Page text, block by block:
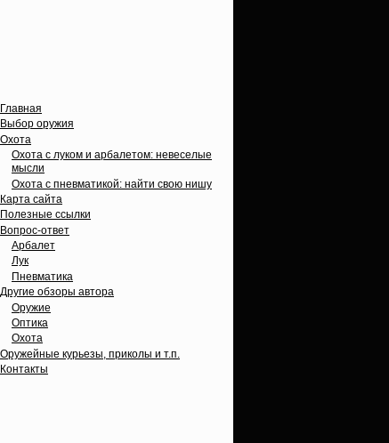
Главная
Выбор оружия
Охота
Охота с луком и арбалетом: невеселые
мысли
Охота с пневматикой: найти свою нишу
Карта сайта
Полезные ссылки
Вопрос-ответ
Арбалет
Лук
Пневматика
Другие обзоры автора
Оружие
Оптика
Охота
Оружейные курьезы, приколы и т.п.
Контакты